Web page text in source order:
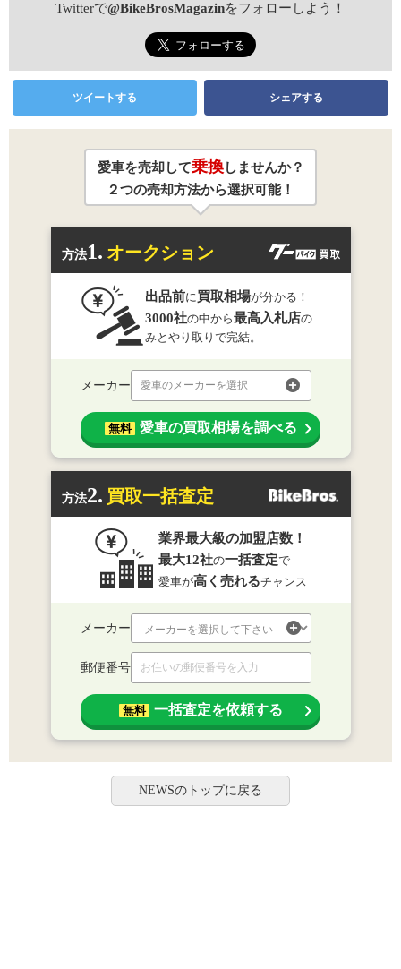
Twitterで@BikeBrosMagazinをフォローしよう！
ツイートする シェアする
愛車を売却して乗換しませんか？
２つの売却方法から選択可能！
方法1. オークション
出品前に買取相場が分かる！
3000社の中から最高入札店の
みとやり取りで完結。
メーカー 愛車のメーカーを選択
無料 愛車の買取相場を調べる
方法2. 買取一括査定
業界最大級の加盟店数！
最大12社の一括査定で
愛車が高く売れるチャンス
メーカー
郵便番号
無料 一括査定を依頼する
NEWSのトップに戻る